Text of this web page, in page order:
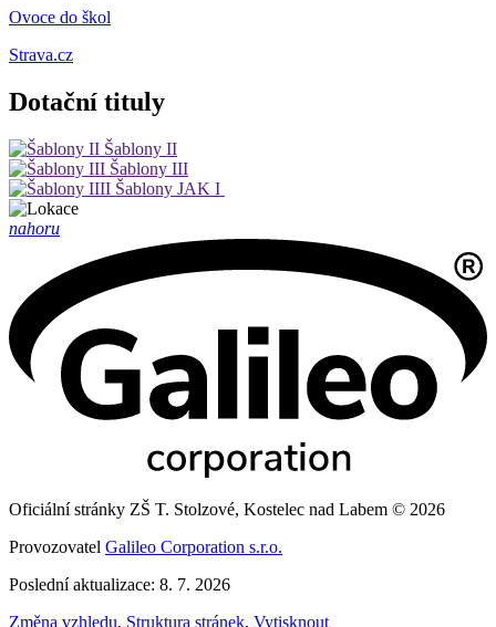
Ovoce do škol
Strava.cz
Dotační tituly
Šablony II
Šablony III
Šablony JAK I
nahoru
Oficiální stránky ZŠ T. Stolzové, Kostelec nad Labem © 2026
Provozovatel Galileo Corporation s.r.o.
Poslední aktualizace: 8. 7. 2026
Změna vzhledu, Struktura stránek, Vytisknout